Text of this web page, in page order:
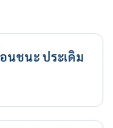
นชนะ ประเดิม